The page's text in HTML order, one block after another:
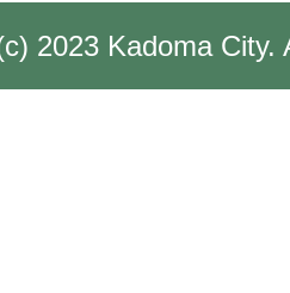
2023 Kadoma City.